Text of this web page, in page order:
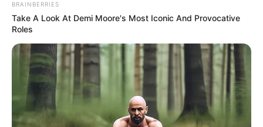
Ο πόλεμος στην Ουκρανία περνάει στην
πολύ σημαντική αλλά και επικίνδυνη
δεύτερη...
Πέμπτη, 29 Σεπτεμβρίου 2022, 11:05
Ο πόλεμος στην Ουκρανία περνάει...
BRAINBERRIES
Take A Look At Demi Moore's Most Iconic And Provocative
Roles